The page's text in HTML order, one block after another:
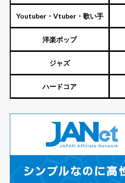
Youtuber・Vtuber・歌い手
洋楽ポップ
ジャズ
ハードコア